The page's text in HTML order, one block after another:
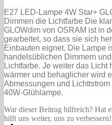
E27 LED-Lampe 4W Star+
Dimmen die Lichtfarbe Die
GLOWdim von OSRAM ist in
gearbeitet, so dass sie sich
Einbauten eignet. Die Lampe
handelsüblichen Dimmern
Lichtfarbe. Je weiter das Licht
wärmer und behaglicher wird
Abmessungen und
40W-Glühlampe.
War dieser Beitrag hilfreich? Hat
hilft uns weiter, uns zu